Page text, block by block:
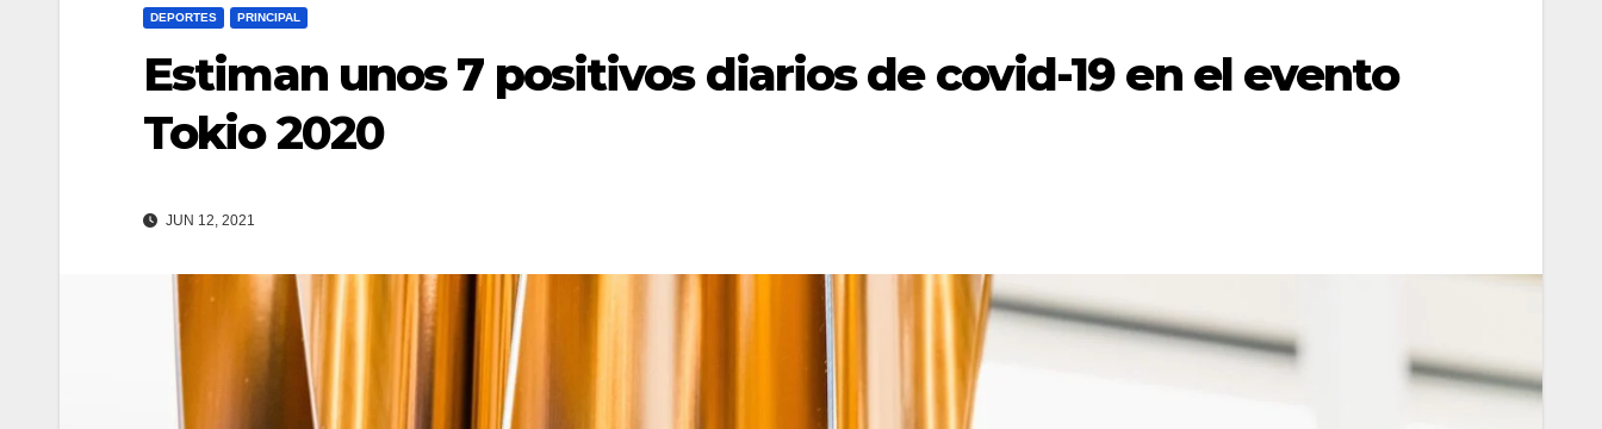
DEPORTES PRINCIPAL
Estiman unos 7 positivos diarios de covid-19 en el evento
Tokio 2020
JUN 12, 2021